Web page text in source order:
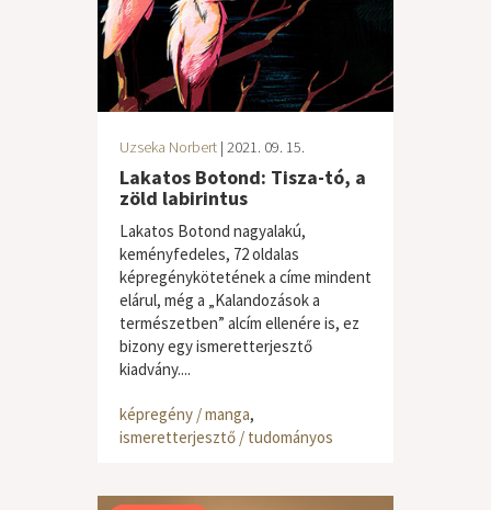
Uzseka Norbert | 2021. 09. 15.
Lakatos Botond: Tisza-tó, a
zöld labirintus
Lakatos Botond nagyalakú,
keményfedeles, 72 oldalas
képregénykötetének a címe mindent
elárul, még a „Kalandozások a
természetben” alcím ellenére is, ez
bizony egy ismeretterjesztő
kiadvány....
képregény / manga,
ismeretterjesztő / tudományos